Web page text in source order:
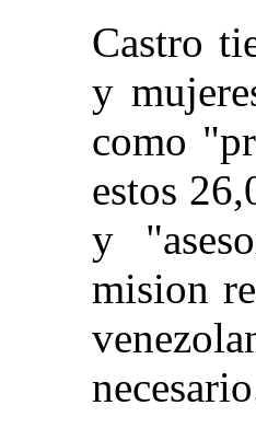
Castro
y
como
estos
y
mision